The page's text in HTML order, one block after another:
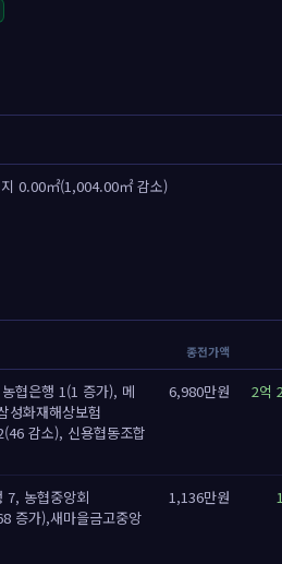
0.00㎡(1,004.00㎡ 감소)
종전가액
협은행 1(1 증가), 메
성화재해상보험
감소), 신용협동조합
6,980만원 2억
7, 농협중앙회
증가),새마을금고중앙
1,136만원